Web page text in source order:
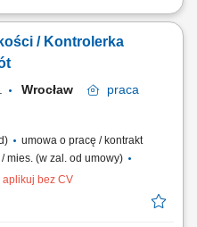
Wykonywanie i
Inspekcja urządzeń
osób obsługujących i
/ Kontrolerka
Wrocław
praca
umowa o pracę / kontrakt
/ mies. (w zal. od umowy)
aplikuj bez CV